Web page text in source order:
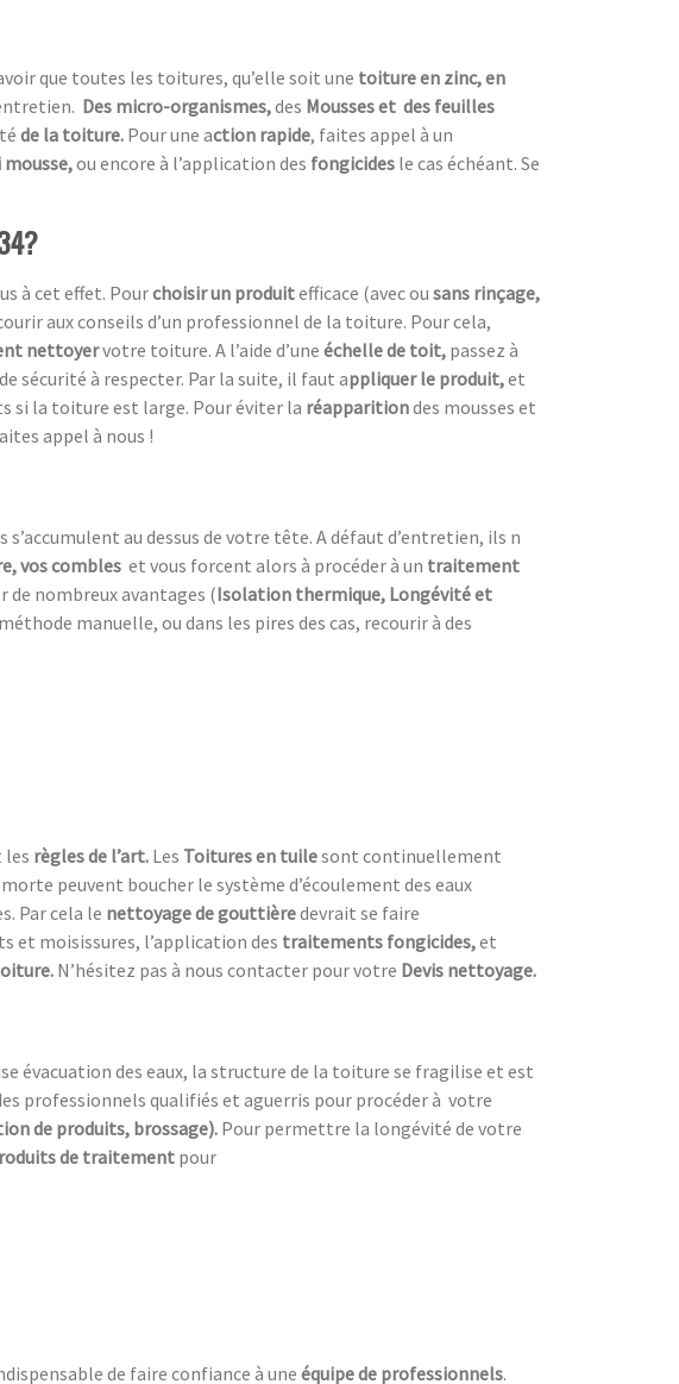
que toutes les toitures, qu’elle soit une toiture en zinc, en
Des micro-organismes,des Mousses et des feuilles
de la toiture. Pour une action rapide, faites appel à un
ou encore à l’application des fongicides le cas échéant. Se
à cet effet. Pourchoisir un produitefficace (avec ou sans rinçage,
aux conseils d’un professionnel de la toiture. Pour cela,
nettoyervotre toiture. A l’aide d’une échelle de toit, passez à
sécurité à respecter. Par la suite, il faut appliquer le produit,et
si la toiture est large. Pour éviter la réapparitiondes mousses et
appel à nous !
au dessus de votre tête. A défaut d’entretien, ils n
vos combles et vous forcent alors à procéder à un traitement
nombreux avantages (Isolation thermique, Longévité et
manuelle, ou dans les pires des cas, recourir à des
les règles de l’art. Les Toitures en tuilesont continuellement
peuvent boucher le système d’écoulement des eaux
Par cela le nettoyage de gouttièredevrait se faire
et moisissures, l’application des traitements fongicides,et
N’hésitez pas à nous contacter pour votre Devis nettoyage.
évacuation des eaux, la structure de la toiture se fragilise et est
professionnels qualifiés et aguerris pour procéder à votre
de produits, brossage). Pour permettre la longévité de votre
roduits de traitement pour
de faire confiance à uneéquipe de professionnels.